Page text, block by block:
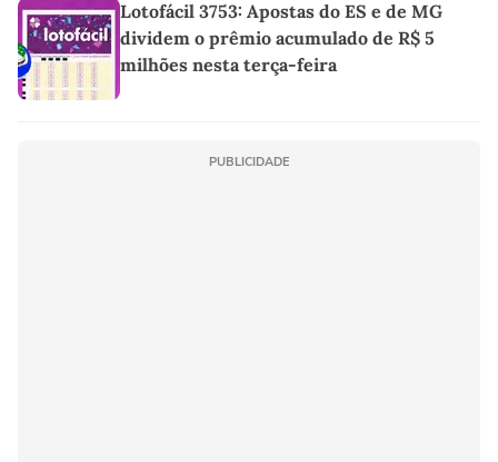
Lotofácil 3753: Apostas do ES e de MG
dividem o prêmio acumulado de R$ 5
milhões nesta terça-feira
PUBLICIDADE